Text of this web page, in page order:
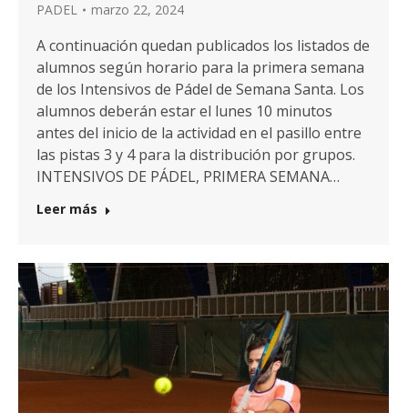
PADEL marzo 22, 2024
A continuación quedan publicados los listados de
alumnos según horario para la primera semana
de los Intensivos de Pádel de Semana Santa. Los
alumnos deberán estar el lunes 10 minutos
antes del inicio de la actividad en el pasillo entre
las pistas 3 y 4 para la distribución por grupos.
INTENSIVOS DE PÁDEL, PRIMERA SEMANA…
Leer más